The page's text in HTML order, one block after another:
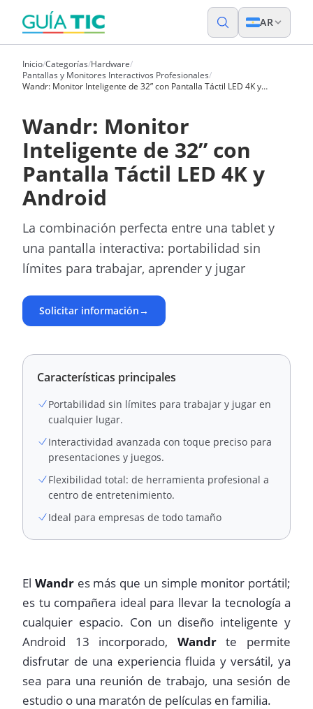
AR
Inicio/Categorías/Hardware/
Pantallas y Monitores Interactivos Profesionales/
Wandr: Monitor Inteligente de 32” con Pantalla Táctil LED 4K y
Wandr: Monitor
Inteligente de 32” con
Pantalla Táctil LED 4K y
Android
La combinación perfecta entre una tablet y
una pantalla interactiva: portabilidad sin
límites para trabajar, aprender y jugar
Solicitar información→
Características principales
Portabilidad sin límites para trabajar y jugar en
cualquier lugar.
Interactividad avanzada con toque preciso para
presentaciones y juegos.
Flexibilidad total: de herramienta profesional a
centro de entretenimiento.
Ideal para empresas de todo tamaño
El Wandres más que un simple monitor portátil;
es tu compañera ideal para llevar la tecnología a
cualquier espacio. Con un diseño inteligente y
Android 13 incorporado, Wandrte permite
disfrutar de una experiencia fluida y versátil, ya
sea para una reunión de trabajo, una sesión de
estudio o una maratón de películas en familia.